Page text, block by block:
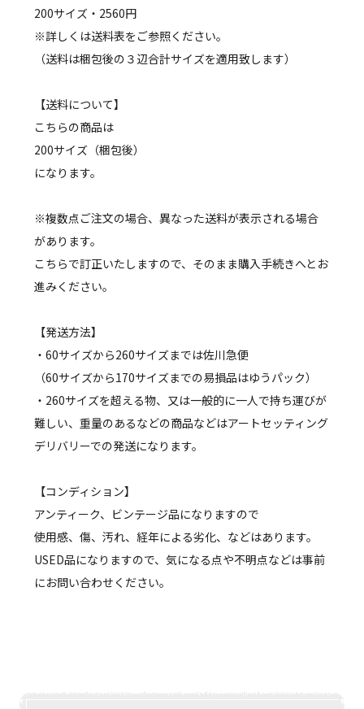
200サイズ・2560円
※詳しくは送料表をご参照ください。
（送料は梱包後の３辺合計サイズを適用致します）
【送料について】
こちらの商品は
200サイズ（梱包後）
になります。
※複数点ご注文の場合、異なった送料が表示される場合
があります。
こちらで訂正いたしますので、そのまま購入手続きへとお
進みください。
【発送方法】
・60サイズから260サイズまでは佐川急便
（60サイズから170サイズまでの易損品はゆうパック）
・260サイズを超える物、又は一般的に一人で持ち運びが
難しい、重量のあるなどの商品などはアートセッティング
デリバリーでの発送になります。
【コンディション】
アンティーク、ビンテージ品になりますので
使用感、傷、汚れ、経年による劣化、などはあります。
USED品になりますので、気になる点や不明点などは事前
にお問い合わせください。